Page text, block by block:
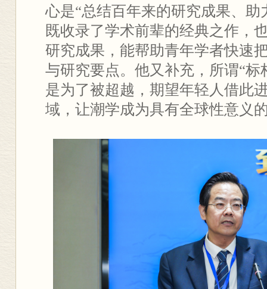
心是“总结百年来的研究成果、助
既收录了学术前辈的经典之作，
研究成果，能帮助青年学者快速
与研究要点。他又补充，所谓“标
是为了被超越，期望年轻人借此
域，让潮学成为具有全球性意义